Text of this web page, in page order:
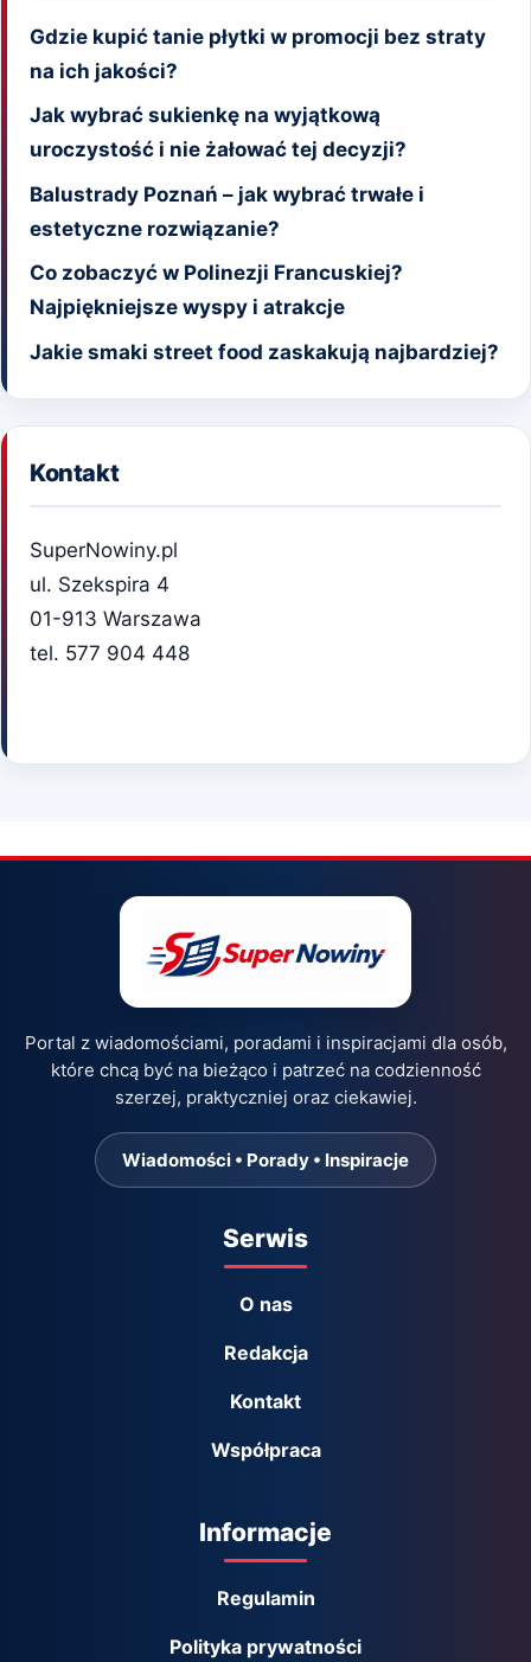
Gdzie kupić tanie płytki w promocji bez straty
na ich jakości?
Jak wybrać sukienkę na wyjątkową
uroczystość i nie żałować tej decyzji?
Balustrady Poznań – jak wybrać trwałe i
estetyczne rozwiązanie?
Co zobaczyć w Polinezji Francuskiej?
Najpiękniejsze wyspy i atrakcje
Jakie smaki street food zaskakują najbardziej?
Kontakt
SuperNowiny.pl
ul. Szekspira 4
01-913 Warszawa
tel. 577 904 448
Portal z wiadomościami, poradami i inspiracjami dla osób,
które chcą być na bieżąco i patrzeć na codzienność
szerzej, praktyczniej oraz ciekawiej.
Wiadomości • Porady • Inspiracje
Serwis
O nas
Redakcja
Kontakt
Współpraca
Informacje
Regulamin
Polityka prywatności